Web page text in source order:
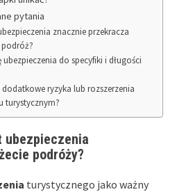
pytania
znacznie przekracza
do specyfiki i długości
ryzyka lub rozszerzenia
turystycznym?
ubezpieczenia
podróży?
turystycznego jako ważny